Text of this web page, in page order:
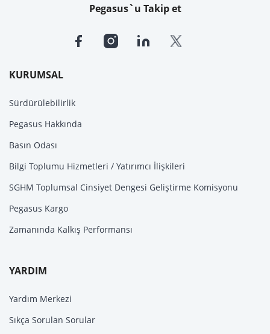
KURUMSAL
Sürdürülebilirlik
Pegasus Hakkında
Basın Odası
Bilgi Toplumu Hizmetleri / Yatırımcı İlişkileri
SGHM Toplumsal Cinsiyet Dengesi Geliştirme Komisyonu
Pegasus Kargo
Zamanında Kalkış Performansı
YARDIM
Yardım Merkezi
Sıkça Sorulan Sorular
Pegasus`u Takip et